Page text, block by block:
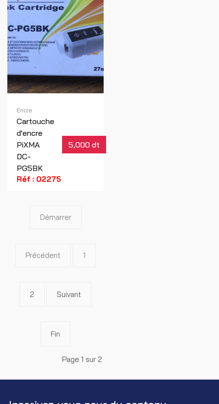
Encre
Cartouche
d'encre
PiXMA
DC-
PG5BK
5,000 dt
Réf : 02275
Démarrer
Précédent 1
2 Suivant
Fin
Page 1 sur 2